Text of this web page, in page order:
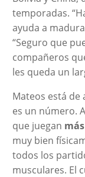
temporadas.
ayuda a
“Seguro que
compañeros
les queda un
Mateos está de
es un número.
que juegan
muy bien
todos los
musculares. El